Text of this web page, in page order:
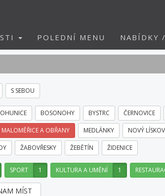
POLEDNÍ MENU NABÍDKY
S SEBOU
BOSONOHY BYSTRC ČERNOVICE
MALOMĚŘICE A OBŘANY MEDLÁNKY NOVÝ
ŽABOVŘESKY ŽEBĚTÍN ŽIDENICE
SPORT 1 KULTURA A UMĚNÍ 1
MÍST